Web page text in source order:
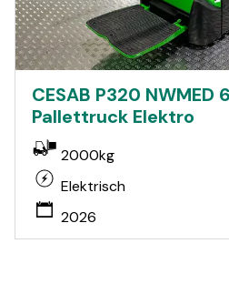
CESAB P320
Pallettruck Elektro
2000kg
Elektrisch
2026